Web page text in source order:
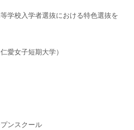
学校入学者選抜における特色選抜を
愛女子短期大学）
ンスクール